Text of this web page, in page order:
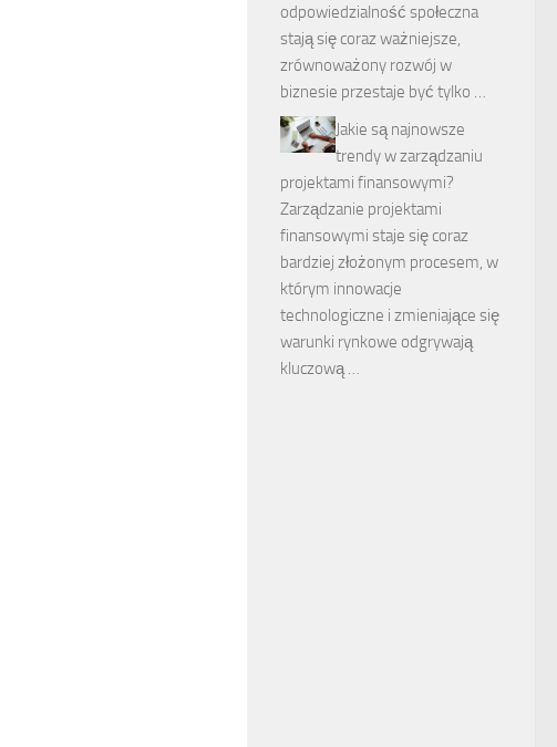
odpowiedzialność społeczna
stają się coraz ważniejsze,
zrównoważony rozwój w
biznesie przestaje być tylko …
Jakie są najnowsze
trendy w zarządzaniu
projektami finansowymi?
Zarządzanie projektami
finansowymi staje się coraz
bardziej złożonym procesem, w
którym innowacje
technologiczne i zmieniające się
warunki rynkowe odgrywają
kluczową …